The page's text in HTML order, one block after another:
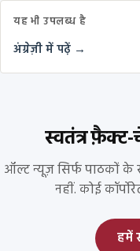
यह भी उपलब्ध है
अंग्रेज़ी में पढ़ें →
स्वतंत्र
ऑल्ट न्यूज़ सिर्फ पाठकों के
नहीं. कोई
हमें